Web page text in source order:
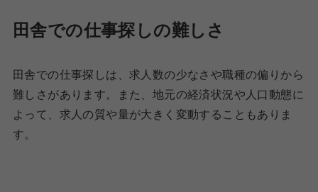
田舎での仕事探しの難しさ
田舎での仕事探しは、求人数の少なさや職種の偏りから
難しさがあります。また、地元の経済状況や人口動態に
よって、求人の質や量が大きく変動することもありま
す。